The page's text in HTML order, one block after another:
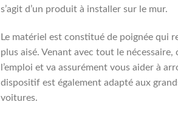
s’agit d’un produit à installer sur le mur.
Le matériel est constitué de poignée qui
plus aisé. Venant avec tout le
l’emploi et va assurément vous aider à
dispositif est également adapté aux
voitures.